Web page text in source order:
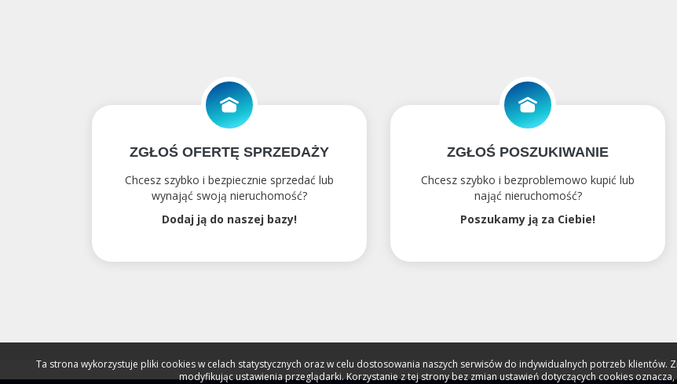
ZGŁOŚ OFERTĘ SPRZEDAŻY
Chcesz szybko i bezpiecznie sprzedać lub
wynająć swoją nieruchomość?
Dodaj ją do naszej bazy!
ZGŁOŚ POSZUKIWANIE
Chcesz szybko i bezproblemowo kupić lub
nająć nieruchomość?
Poszukamy ją za Ciebie!
Ta strona wykorzystuje pliki cookies w celach statystycznych oraz w celu dostosowania naszych serwisów do indywidualnych potrzeb
modyfikując ustawienia przeglądarki. Korzystanie z tej strony bez zmian ustawień dotyczących cookies